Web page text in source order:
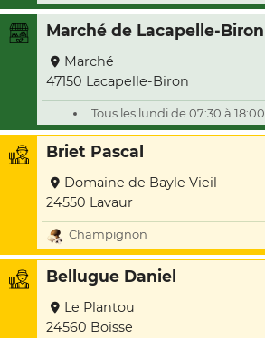
Marché de Lacapelle-Biron
Marché
47150 Lacapelle-Biron
Tous les lundi de 07:30 à 18:00
Briet Pascal
Domaine de Bayle Vieil
24550 Lavaur
Champignon
Bellugue Daniel
Le Plantou
24560 Boisse